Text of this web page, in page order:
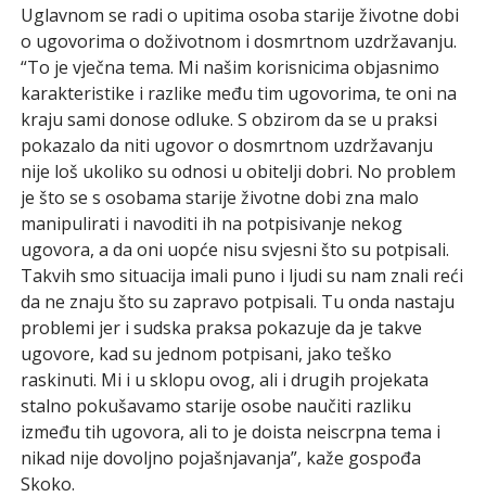
Uglavnom se radi o upitima osoba starije životne dobi
o ugovorima o doživotnom i dosmrtnom uzdržavanju.
“To je vječna tema. Mi našim korisnicima objasnimo
karakteristike i razlike među tim ugovorima, te oni na
kraju sami donose odluke. S obzirom da se u praksi
pokazalo da niti ugovor o dosmrtnom uzdržavanju
nije loš ukoliko su odnosi u obitelji dobri. No problem
je što se s osobama starije životne dobi zna malo
manipulirati i navoditi ih na potpisivanje nekog
ugovora, a da oni uopće nisu svjesni što su potpisali.
Takvih smo situacija imali puno i ljudi su nam znali reći
da ne znaju što su zapravo potpisali. Tu onda nastaju
problemi jer i sudska praksa pokazuje da je takve
ugovore, kad su jednom potpisani, jako teško
raskinuti. Mi i u sklopu ovog, ali i drugih projekata
stalno pokušavamo starije osobe naučiti razliku
između tih ugovora, ali to je doista neiscrpna tema i
nikad nije dovoljno pojašnjavanja”, kaže gospođa
Skoko.